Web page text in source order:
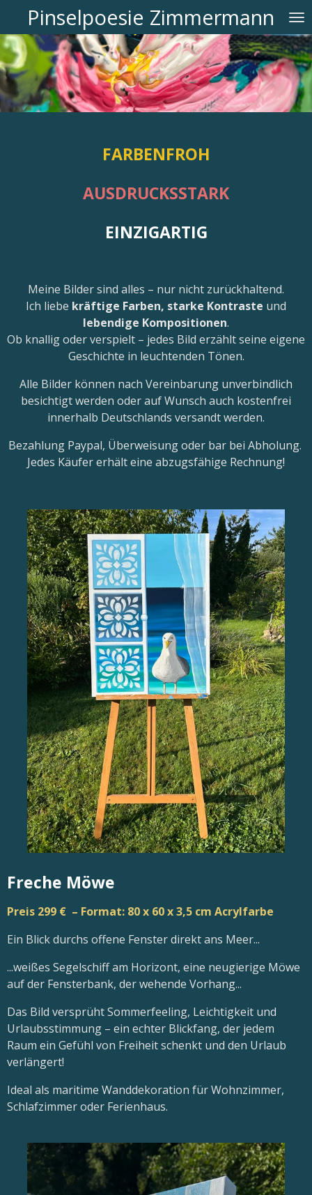
Zum
springen
Pinselpoesie Zimmermann
FARBENFROH
AUSDRUCKSSTARK
EINZIGARTIG
Meine Bilder sind alles – nur nicht zurückhaltend.
Ich liebe kräftige Farben, starke Kontraste und
lebendige Kompositionen.
Ob knallig oder verspielt – jedes Bild erzählt seine eigene
Geschichte in leuchtenden Tönen.
Alle Bilder können nach Vereinbarung unverbindlich
besichtigt werden oder auf Wunsch auch kostenfrei
innerhalb Deutschlands versandt werden.
Bezahlung Paypal, Überweisung oder bar bei Abholung.
Jedes Käufer erhält eine abzugsfähige Rechnung!
Freche Möwe
Preis 299 € – Format: 80 x 60 x 3,5 cm Acrylfarbe
Ein Blick durchs offene Fenster direkt ans Meer...
...weißes Segelschiff am Horizont, eine neugierige Möwe
auf der Fensterbank, der wehende Vorhang...
Das Bild versprüht Sommerfeeling, Leichtigkeit und
Urlaubsstimmung – ein echter Blickfang, der jedem
Raum ein Gefühl von Freiheit schenkt und den Urlaub
verlängert!
Ideal als maritime Wanddekoration für Wohnzimmer,
Schlafzimmer oder Ferienhaus.